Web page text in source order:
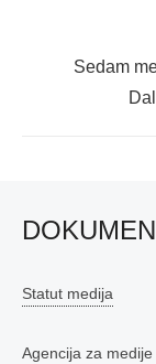
Sedam
Statut medija
Agencija za medije